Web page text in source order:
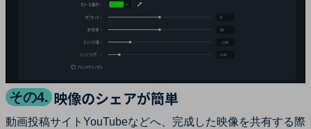
その4. 映像のシェアが簡単
動画投稿サイトYouTubeなどへ、完成した映像を共有する際